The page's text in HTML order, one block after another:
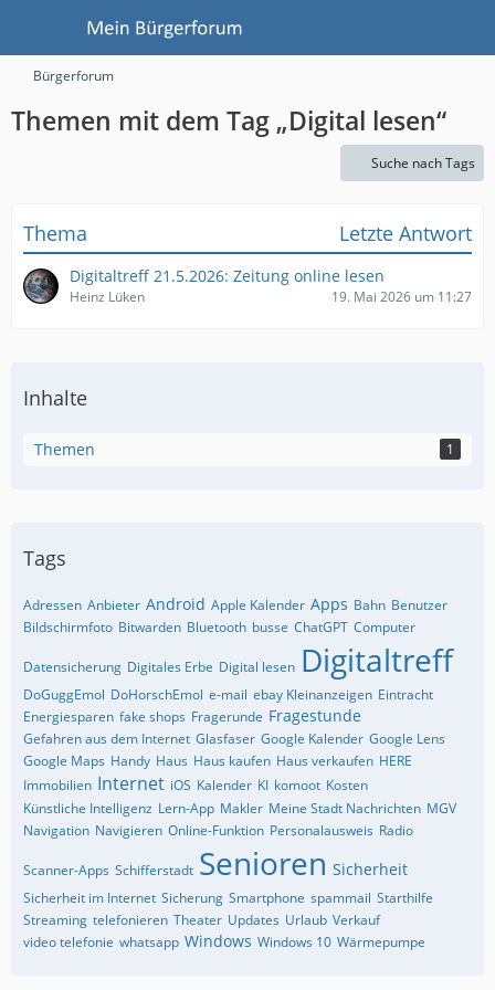
Bürgerforum
Themen mit dem Tag „Digital lesen“
Suche nach Tags
Thema Letzte Antwort
Digitaltreff 21.5.2026: Zeitung online lesen
Heinz Lüken 19. Mai 2026 um 11:27
Inhalte
Themen 1
Tags
Adressen Anbieter Android Apple Kalender Apps Bahn Benutzer
Bildschirmfoto Bitwarden Bluetooth busse ChatGPT Computer
Datensicherung Digitales Erbe Digital lesen Digitaltreff
DoGuggEmol DoHorschEmol e-mail ebay Kleinanzeigen Eintracht
Energiesparen fake shops Fragerunde Fragestunde
Gefahren aus dem Internet Glasfaser Google Kalender Google Lens
Google Maps Handy Haus Haus kaufen Haus verkaufen HERE
Immobilien Internet iOS Kalender KI komoot Kosten
Künstliche Intelligenz Lern-App Makler Meine Stadt Nachrichten MGV
Navigation Navigieren Online-Funktion Personalausweis Radio
Scanner-Apps Schifferstadt Senioren Sicherheit
Sicherheit im Internet Sicherung Smartphone spammail Starthilfe
Streaming telefonieren Theater Updates Urlaub Verkauf
video telefonie whatsapp Windows Windows 10 Wärmepumpe